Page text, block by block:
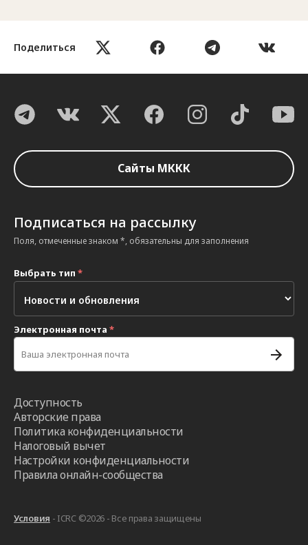
Поделиться
Сайты МККК
Подписаться на рассылку
Поля, отмеченные знаком *, обязательны для заполнения
Выбрать тип *
Электронная почта *
Доступность
Авторские права
Политика конфиденциальности
Налоговый вычет
Настройки конфиденциальности
Правила онлайн-сообщества
Условия - ICRC ©2026 - Все права защищены